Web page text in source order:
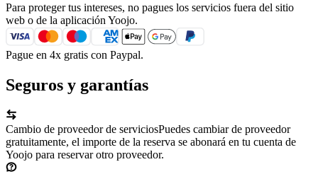
Para proteger tus intereses, no pagues los servicios fuera del sitio
web o de la aplicación Yoojo.
Pague en 4x gratis con Paypal.
Seguros y garantías
Cambio de proveedor de serviciosPuedes cambiar de proveedor
gratuitamente, el importe de la reserva se abonará en tu cuenta de
Yoojo para reservar otro proveedor.